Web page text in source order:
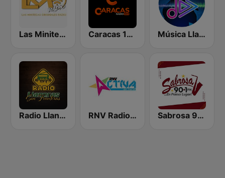
Las Minitecas Originales Caracas 107.3 FM Música Llanera y Folklor
Radio Llaneras Sin Fronteras RNV Radio Nacional de Venezuela - Activa Sabrosa 90.1 FM